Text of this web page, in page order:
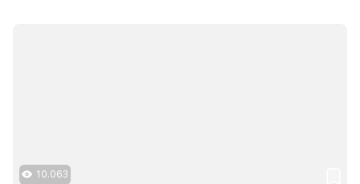
10.063